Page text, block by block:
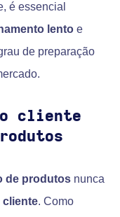
é essencial
lento e
de preparação
cliente
de produtos nunca
cliente. Como